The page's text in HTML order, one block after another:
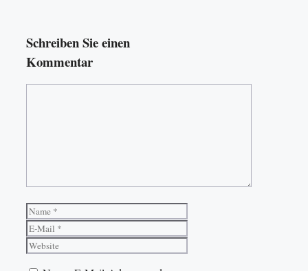
Schreiben Sie einen
Kommentar
Name